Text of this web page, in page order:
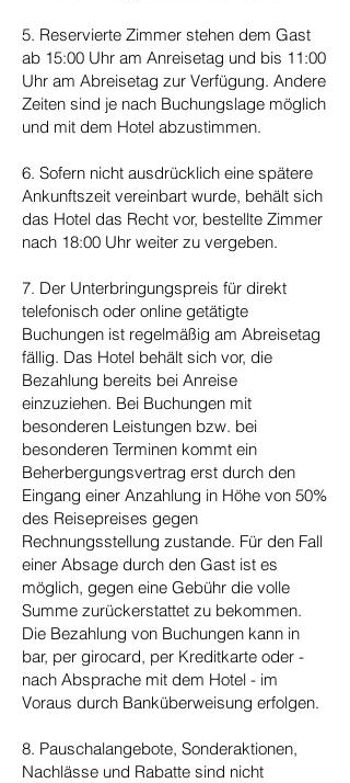
5. Reservierte Zimmer stehen dem Gast
ab 15:00 Uhr am Anreisetag und bis 11:00
Uhr am Abreisetag zur Verfügung. Andere
Zeiten sind je nach Buchungslage möglich
und mit dem Hotel abzustimmen.
6. Sofern nicht ausdrücklich eine spätere
Ankunftszeit vereinbart wurde, behält sich
das Hotel das Recht vor, bestellte Zimmer
nach 18:00 Uhr weiter zu vergeben.
7. Der Unterbringungspreis für direkt
telefonisch oder online getätigte
Buchungen ist regelmäßig am Abreisetag
fällig. Das Hotel behält sich vor, die
Bezahlung bereits bei Anreise
einzuziehen. Bei Buchungen mit
besonderen Leistungen bzw. bei
besonderen Terminen kommt ein
Beherbergungsvertrag erst durch den
Eingang einer Anzahlung in Höhe von 50%
des Reisepreises gegen
Rechnungsstellung zustande. Für den Fall
einer Absage durch den Gast ist es
möglich, gegen eine Gebühr die volle
Summe zurückerstattet zu bekommen.
Die Bezahlung von Buchungen kann in
bar, per girocard, per Kreditkarte oder -
nach Absprache mit dem Hotel - im
Voraus durch Banküberweisung erfolgen.
8. Pauschalangebote, Sonderaktionen,
Nachlässe und Rabatte sind nicht